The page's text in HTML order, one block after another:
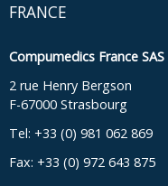
FRANCE
Compumedics France SAS
2 rue Henry Bergson
F-67000 Strasbourg
Tel: +33 (0) 981 062 869
Fax: +33 (0) 972 643 875